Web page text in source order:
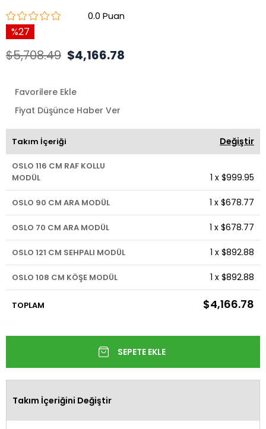
0.0
27
$5,708.49 $4,166.78
Favorilere Ekle
Fiyat Düşünce Haber Ver
Takım İçeriği Değiştir
OSLO 116 CM RAF KOLLU
MODÜL
1 x $999.95
OSLO 90 CM ARA MODÜL 1 x $678.77
OSLO 70 CM ARA MODÜL 1 x $678.77
OSLO 121 CM SEHPALI MODÜL 1 x $892.88
OSLO 108 CM KÖŞE MODÜL 1 x $892.88
TOPLAM $4,166.78
Takım İçeriğini Değiştir